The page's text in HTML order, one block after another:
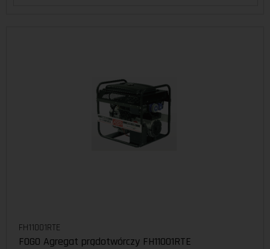
FH11001RTE
FOGO Agregat prądotwórczy FH11001RTE